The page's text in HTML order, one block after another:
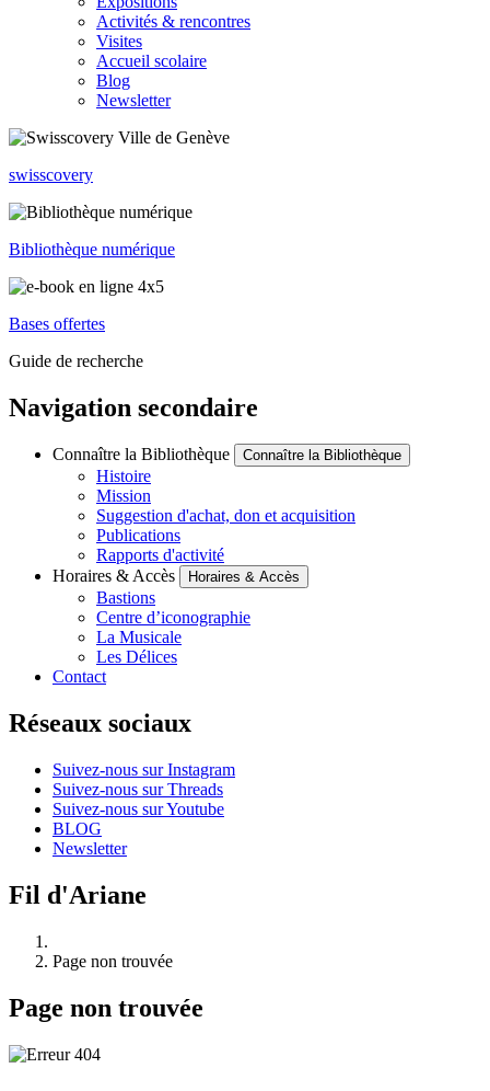
Activités & rencontres
Visites
Accueil scolaire
Blog
Newsletter
swisscovery
Bibliothèque numérique
Bases offertes
Guide de recherche
Navigation secondaire
Connaître la Bibliothèque Connaître la Bibliothèque
Histoire
Mission
Suggestion d'achat, don et acquisition
Publications
Rapports d'activité
Horaires & Accès
Horaires & Accès
Bastions
Centre d’iconographie
La Musicale
Les Délices
Contact
Réseaux sociaux
Suivez-nous sur Instagram
Suivez-nous sur Threads
Suivez-nous sur Youtube
BLOG
Newsletter
Fil d'Ariane
Page non trouvée
Page non trouvée